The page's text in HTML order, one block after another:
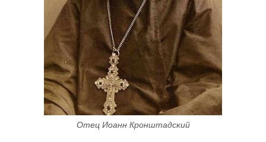
Отец Иоанн Кронштадский